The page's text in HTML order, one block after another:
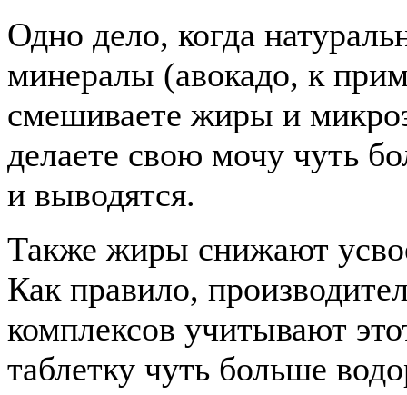
Одно дело, когда
минералы (авокадо, к
смешиваете жиры и
делаете свою мочу чуть
и выводятся.
Также жиры снижают
Как правило,
комплексов учитывают
таблетку чуть больше